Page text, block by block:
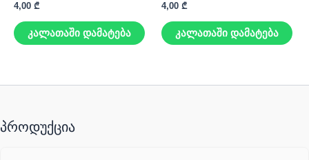
4,00 ₾
კალათაში დამატება
4,00 ₾
კალათაში დამატება
პროდუქცია